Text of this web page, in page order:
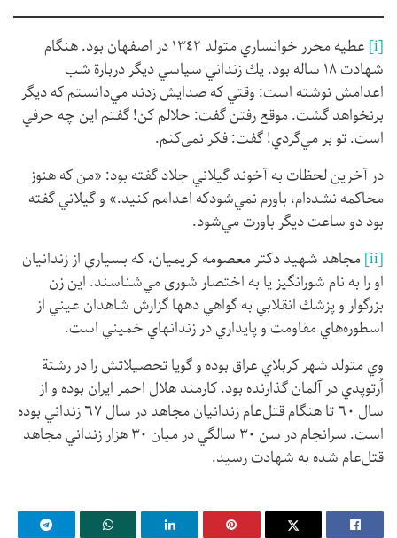
[i]
عطيه محرر خوانساري متولد ١٣٤٢ در اصفهان بود. هنگام
شهادت ١٨ ساله بود. يك زنداني سياسي ديگر دربارة شب
اعدامش نوشته است: وقتي كه صدايش زدند مي‌دانستم كه ديگر
برنخواهد گشت. موقع رفتن گفت: حلالم كن! گفتم اين چه حرفي
است. تو بر مي‌گردي! گفت: فكر نمی‌كنم.
در آخرين لحظات به آخوند گيلاني جلاد گفته بود: «من كه هنوز
محاكمه نشده‌ام، باورم نمي‌شودكه اعدامم كنيد.» و گيلاني گفته
بود دو ساعت ديگر باورت مي‌شود.
[ii]
مجاهد شهيد دكتر معصومه كريميان، كه بسياري از زندانيان
او را به نام شورانگيز يا به اختصار شوری مي‌شناسند. اين زن
بزرگوار و پزشك انقلابي به گواهي دهها گزارش شاهدان عيني از
اسطوره‌هاي مقاومت و پايداري در زندانهاي خميني است.
وي متولد شهر كربلاي عراق بوده و گويا تحصيلاتش را در رشتة
اُرتوپدي در آلمان گذارنده بود. كارمند هلال احمر ايران بوده و از
سال ٦٠ تا هنگام قتل‌عام زندانيان مجاهد در سال ٦٧ زنداني بوده
است. سرانجام در سن ٣٠ سالگي در ميان ٣٠ هزار زنداني مجاهد
قتل‌عام شده به شهادت رسيد.